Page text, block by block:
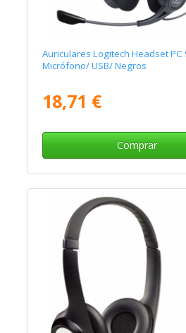
Auriculares Logitech Headset PC
Micrófono/ USB/ Negros
18,71 €
Comprar